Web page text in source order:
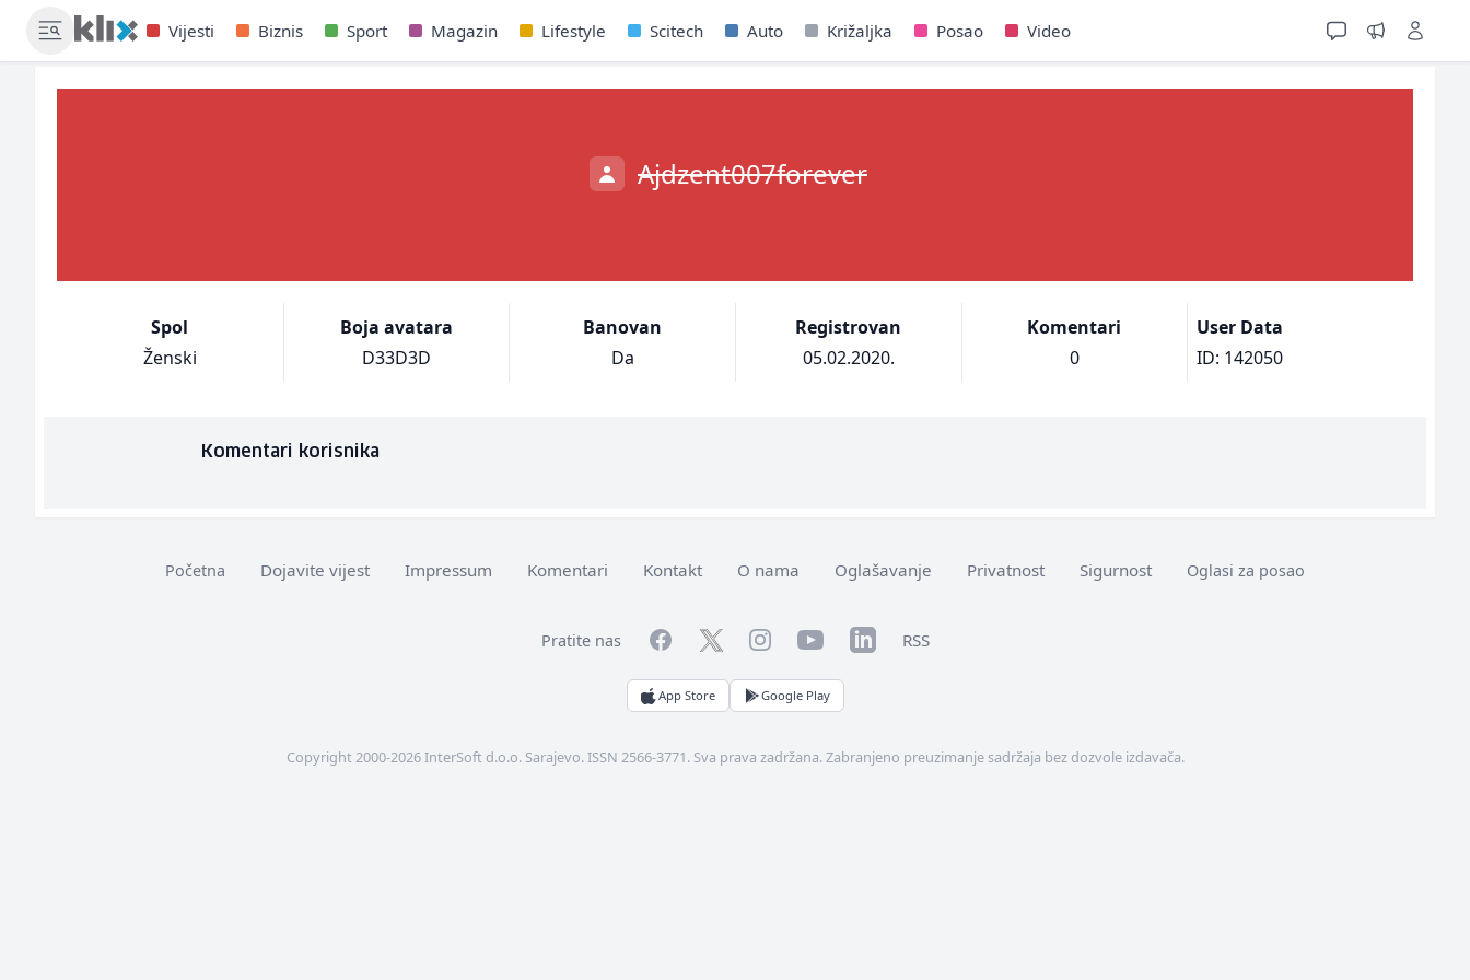
Vijesti Biznis Sport Magazin Lifestyle Scitech Auto Križaljka Posao Video
Ajdzent007forever
Spol
Ženski
Boja avatara
D33D3D
Banovan
Da
Registrovan
05.02.2020.
Komentari
0
User Data
ID: 142050
Komentari korisnika
Početna Dojavite vijest Impressum Komentari Kontakt O nama Oglašavanje Privatnost Sigurnost Oglasi za posao
Pratite nas FacebookTwitterInstagramYouTubeLinkedInRSS
App Store Google Play
Copyright 2000-2026 InterSoft d.o.o. Sarajevo. ISSN 2566-3771. Sva prava zadržana. Zabranjeno preuzimanje sadržaja bez dozvole izdavača.